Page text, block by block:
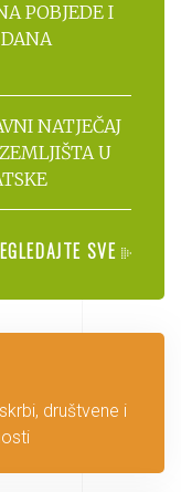
POBJEDE I
NATJEČAJ
U
SVE
društvene i